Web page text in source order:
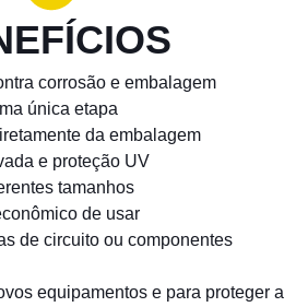
corrosão e embalagem
única etapa
da embalagem
e proteção UV
tamanhos
de usar
de circuito ou componentes
equipamentos e para proteger a